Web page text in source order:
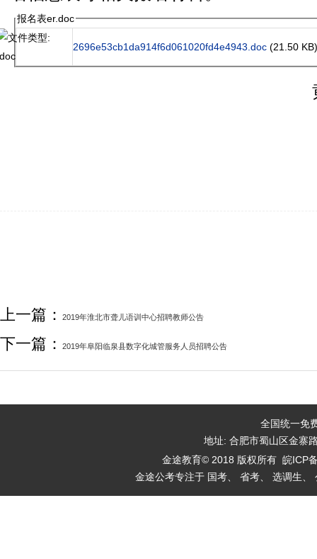
报名表er.doc
2696e53cb1da914f6d061020fd4e4943.doc (21.50 KB)
黄
上一篇： 2019年淮北市聋儿语训中心招聘教师公告
下一篇： 2019年阜阳临泉县数字化城管服务人员招聘公告
全国统一免
地址: 合肥市蜀山区金寨
金途教育© 2018 版权所有 皖ICP
金途公考专注于 国考、 省考、 选调生